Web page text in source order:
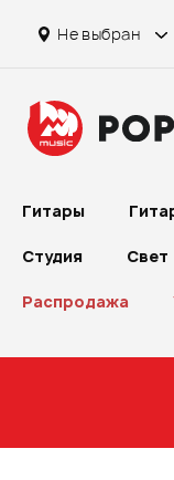
Не выбран
Гитары
Студия Свет
Распродажа